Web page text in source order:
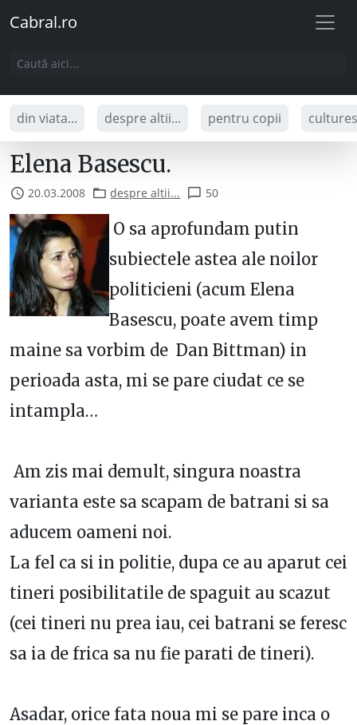
Cabral.ro
din viata... despre altii... pentru copii
Elena Basescu.
20.03.2008 despre altii... 50
O sa aprofundam putin
subiectele astea ale noilor
politicieni (acum Elena
Basescu, poate avem timp
maine sa vorbim de Dan Bittman) in
perioada asta, mi se pare ciudat ce se
intampla…
Am zis mai demult, singura noastra
varianta este sa scapam de batrani si sa
aducem oameni noi.
La fel ca si in politie, dupa ce au aparut cei
tineri posibilitatile de spaguit au scazut
(cei tineri nu prea iau, cei batrani se feresc
sa ia de frica sa nu fie parati de tineri).
Asadar, orice fata noua mi se pare inca o